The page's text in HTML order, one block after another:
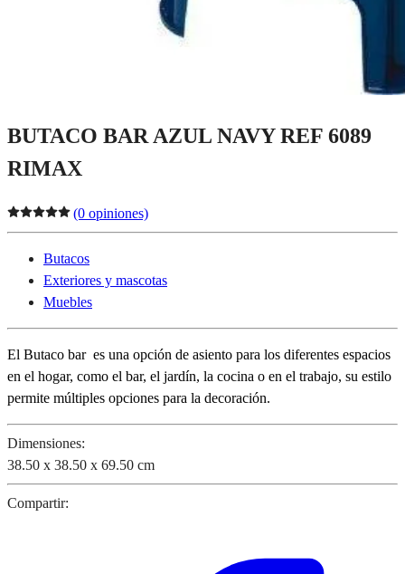
BUTACO BAR AZUL NAVY REF 6089
RIMAX
(0 opiniones)
Butacos
Exteriores y mascotas
Muebles
El Butaco bar es una opción de asiento para los diferentes espacios
en el hogar, como el bar, el jardín, la cocina o en el trabajo, su estilo
permite múltiples opciones para la decoración.
Dimensiones:
38.50 x 38.50 x 69.50 cm
Compartir: